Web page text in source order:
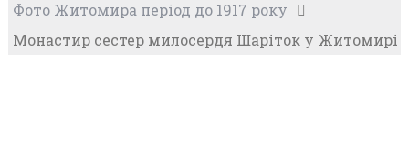
Фото Житомира період до 1917 року
Монастир сестер милосердя Шаріток у Житомирі